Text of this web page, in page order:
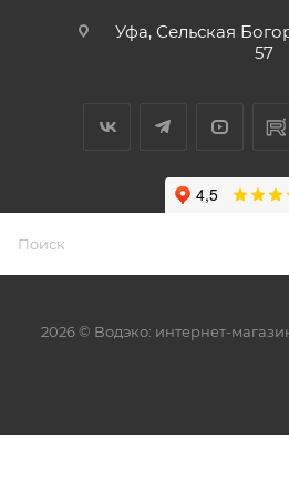
Уфа, Сельская
57
2026 © Водэко: интернет-